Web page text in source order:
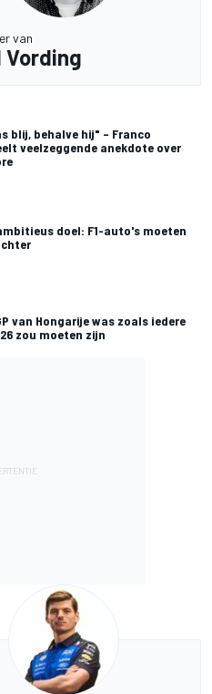
van
Vording
blij, behalve hij" – Franco
veelzeggende anekdote over
doel: F1-auto's moeten
van Hongarije was zoals iedere
zou moeten zijn